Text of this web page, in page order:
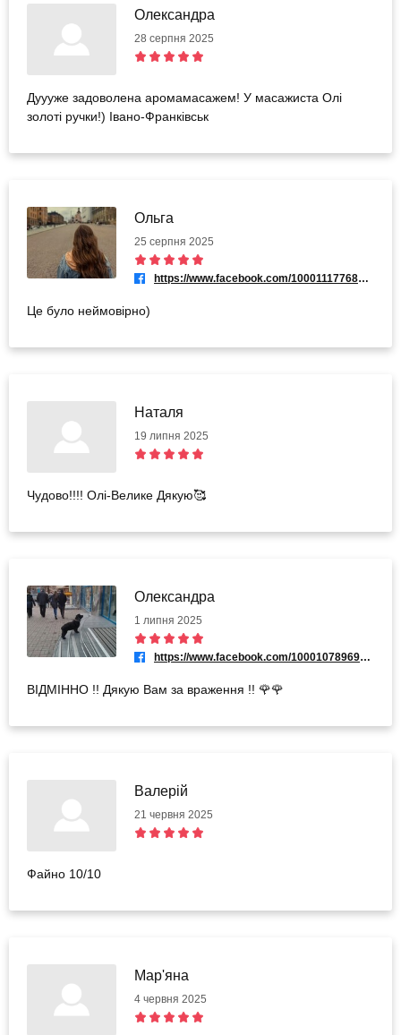
Олександра
28 серпня 2025
Дуууже задоволена аромамасажем! У масажиста Олі
золоті ручки!) Івано-Франківськ
Ольга
25 серпня 2025
https://www.facebook.com/100011177685746
Це було неймовірно)
Наталя
19 липня 2025
Чудово!!!! Олі-Велике Дякую🥰
Олександра
1 липня 2025
https://www.facebook.com/100010789698824
ВІДМІННО !! Дякую Вам за враження !! 🌹🌹
Валерій
21 червня 2025
Файно 10/10
Мар'яна
4 червня 2025